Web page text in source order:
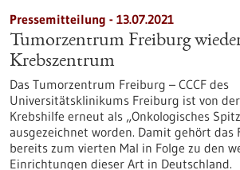
Pressemitteilung - 13.07.2021
Tumorzentrum Freiburg
Krebszentrum
Das Tumorzentrum Freiburg – CCCF des
Universitätsklinikums Freiburg ist von
Krebshilfe erneut als „Onkologisches
ausgezeichnet worden. Damit gehört
bereits zum vierten Mal in Folge zu den
Einrichtungen dieser Art in Deutschland.